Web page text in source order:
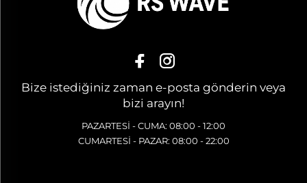
Bize istediğiniz zaman e-posta gönderin veya
bizi arayın!
PAZARTESİ - CUMA: 08:00 - 12:00
CUMARTESİ - PAZAR: 08:00 - 22:00